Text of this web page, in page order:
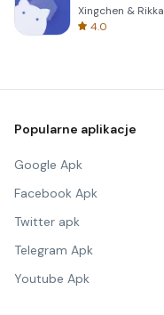
Xingchen & Rikka
4.0
Popularne aplikacje
Google Apk
Facebook Apk
Twitter apk
Telegram Apk
Youtube Apk